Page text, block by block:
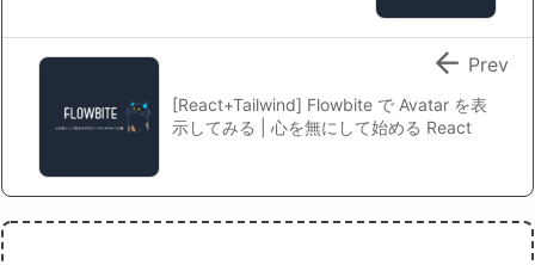
[React+Tailwind] Flowbite で Avatar を表
示してみる | 心を無にして始める React
 Prev